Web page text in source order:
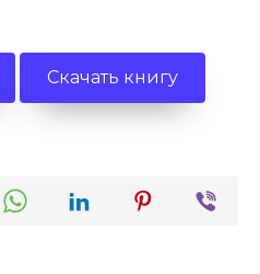
Скачать книгу